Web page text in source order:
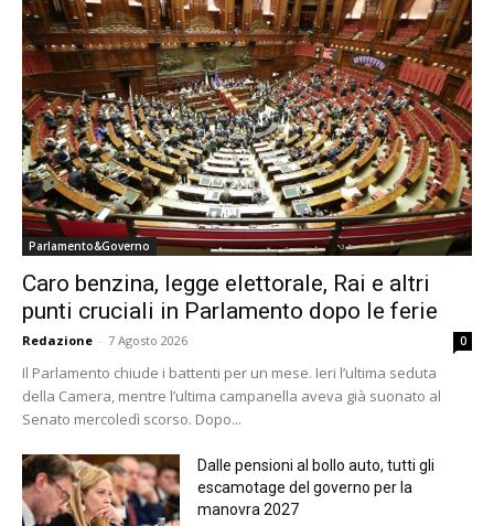
Parlamento&Governo
Caro benzina, legge elettorale, Rai e altri
punti cruciali in Parlamento dopo le ferie
Redazione - 7 Agosto 2026 0
Il Parlamento chiude i battenti per un mese. Ieri l’ultima seduta
della Camera, mentre l’ultima campanella aveva già suonato al
Senato mercoledì scorso. Dopo...
Dalle pensioni al bollo auto, tutti gli
escamotage del governo per la
manovra 2027